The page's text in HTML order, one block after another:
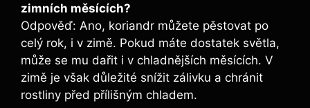
zimních měsících?
Odpověď: Ano, koriandr můžete pěstovat po
celý rok, i v zimě. Pokud máte dostatek světla,
může se mu dařit i v chladnějších měsících. V
zimě je však důležité snížit zálivku a chránit
rostliny před přílišným chladem.